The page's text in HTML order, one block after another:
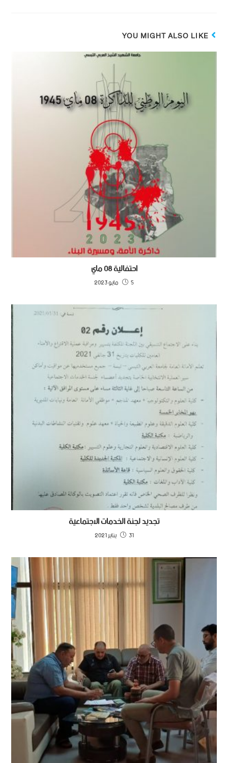
YOU MIGHT ALSO LIKE
احتفالية 08 ماي
5 مايو 2023
تجديد لجنة الخدمات الاجتماعية
31 يناير 2021